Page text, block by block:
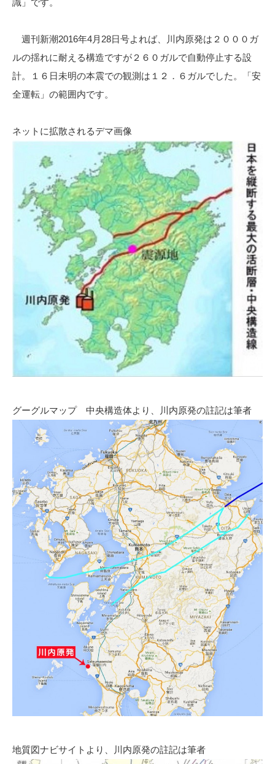
識」です。
週刊新潮2016年4月28日号よれば、川内原発は２０００ガ
ルの揺れに耐える構造ですが２６０ガルで自動停止する設
計。１６日未明の本震での観測は１２．６ガルでした。「安
全運転」の範囲内です。
ネットに拡散されるデマ画像
グーグルマップ 中央構造体より、川内原発の註記は筆者
地質図ナビサイトより、川内原発の註記は筆者